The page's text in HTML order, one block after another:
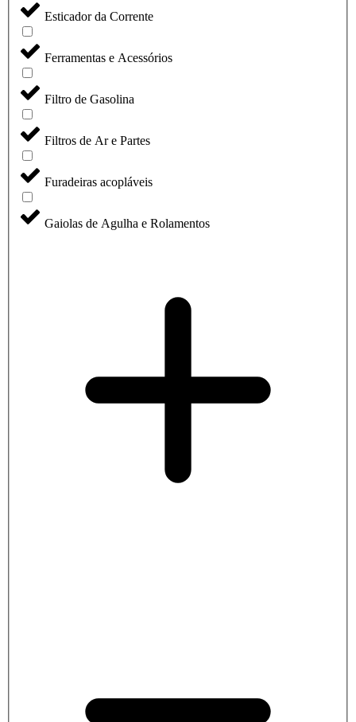
Esticador da Corrente
Ferramentas e Acessórios
Filtro de Gasolina
Filtros de Ar e Partes
Furadeiras acopláveis
Gaiolas de Agulha e Rolamentos